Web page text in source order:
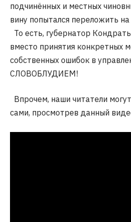
подчинённых и местных
вину попытался переложить
То есть, губернатор
вместо принятия конкретных
собственных ошибок в
СЛОВОБЛУДИЕМ!
Впрочем, наши читатели
сами, просмотрев данный